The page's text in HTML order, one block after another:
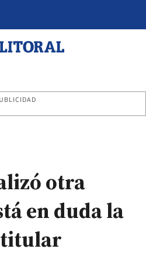
otra
en duda la